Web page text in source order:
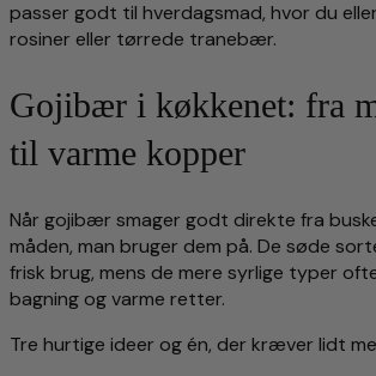
passer godt til hverdagsmad, hvor du
rosiner eller tørrede tranebær.
Gojibær i køkkenet: fra
til varme kopper
Når gojibær smager godt direkte fra
måden, man bruger dem på. De søde
frisk brug, mens de mere syrlige typer
bagning og varme retter.
Tre hurtige ideer og én, der kræver lidt